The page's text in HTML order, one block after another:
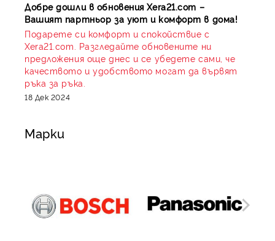
Измерване на Температура и
Налягане
Поддържаме наличност на аксиални и
термоманометри за следене на работните
Термостати и Регулатори
Добре дошли в обновения Xera21.com –
Вашият партньор за уют и комфорт в дома!
Подарете си комфорт и спокойствие с
Xera21.com. Разгледайте обновените ни
предложения още днес и се убедете сами, че
качеството и удобството могат да вървят
ръка за ръка.
18 Дек 2024
Марки